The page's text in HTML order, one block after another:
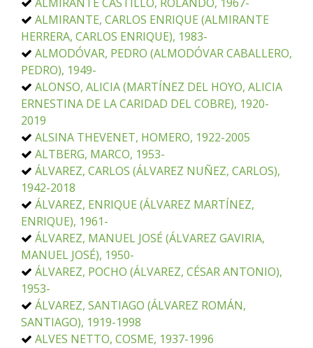
ALMIRANTE, CARLOS ENRIQUE (ALMIRANTE
HERRERA, CARLOS ENRIQUE), 1983-
ALMODÓVAR, PEDRO (ALMODÓVAR CABALLERO,
PEDRO), 1949-
ALONSO, ALICIA (MARTÍNEZ DEL HOYO, ALICIA
ERNESTINA DE LA CARIDAD DEL COBRE), 1920-
2019
ALSINA THEVENET, HOMERO, 1922-2005
ALTBERG, MARCO, 1953-
ÁLVAREZ, CARLOS (ÁLVAREZ NUÑEZ, CARLOS),
1942-2018
ÁLVAREZ, ENRIQUE (ÁLVAREZ MARTÍNEZ,
ENRIQUE), 1961-
ÁLVAREZ, MANUEL JOSÉ (ÁLVAREZ GAVIRIA,
MANUEL JOSÉ), 1950-
ÁLVAREZ, POCHO (ÁLVAREZ, CÉSAR ANTONIO),
1953-
ÁLVAREZ, SANTIAGO (ÁLVAREZ ROMÁN,
SANTIAGO), 1919-1998
ALVES NETTO, COSME, 1937-1996